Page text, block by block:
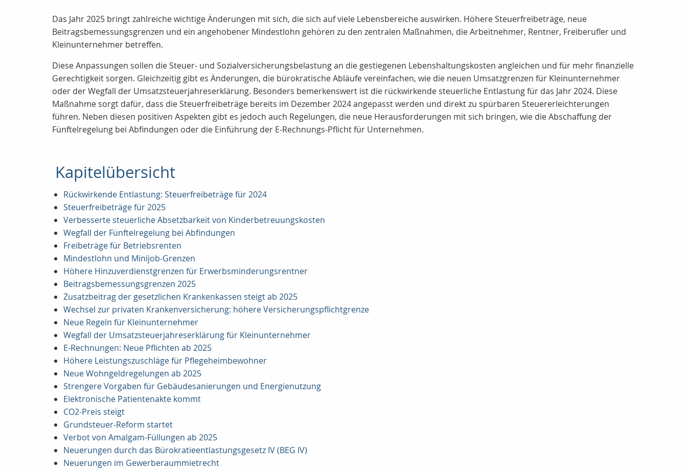
Das Jahr 2025 bringt zahlreiche wichtige Änderungen mit sich, die sich auf viele Lebensbereiche auswirken. Höhere Steuerfreibeträge, neue
Beitragsbemessungsgrenzen und ein angehobener Mindestlohn gehören zu den zentralen Maßnahmen, die Arbeitnehmer, Rentner, Freiberufler und
Kleinunternehmer betreffen.
Diese Anpassungen sollen die Steuer- und Sozialversicherungsbelastung an die gestiegenen Lebenshaltungskosten angleichen und für mehr finanzielle
Gerechtigkeit sorgen. Gleichzeitig gibt es Änderungen, die bürokratische Abläufe vereinfachen, wie die neuen Umsatzgrenzen für Kleinunternehmer
oder der Wegfall der Umsatzsteuerjahreserklärung. Besonders bemerkenswert ist die rückwirkende steuerliche Entlastung für das Jahr 2024. Diese
Maßnahme sorgt dafür, dass die Steuerfreibeträge bereits im Dezember 2024 angepasst werden und direkt zu spürbaren Steuererleichterungen
führen. Neben diesen positiven Aspekten gibt es jedoch auch Regelungen, die neue Herausforderungen mit sich bringen, wie die Abschaffung der
Fünftelregelung bei Abfindungen oder die Einführung der E-Rechnungs-Pflicht für Unternehmen.
Kapitelübersicht
Rückwirkende Entlastung: Steuerfreibeträge für 2024
Steuerfreibeträge für 2025
Verbesserte steuerliche Absetzbarkeit von Kinderbetreuungskosten
Wegfall der Fünftelregelung bei Abfindungen
Freibeträge für Betriebsrenten
Mindestlohn und Minijob-Grenzen
Höhere Hinzuverdienstgrenzen für Erwerbsminderungsrentner
Beitragsbemessungsgrenzen 2025
Zusatzbeitrag der gesetzlichen Krankenkassen steigt ab 2025
Wechsel zur privaten Krankenversicherung: höhere Versicherungspflichtgrenze
Neue Regeln für Kleinunternehmer
Wegfall der Umsatzsteuerjahreserklärung für Kleinunternehmer
E-Rechnungen: Neue Pflichten ab 2025
Höhere Leistungszuschläge für Pflegeheimbewohner
Neue Wohngeldregelungen ab 2025
Strengere Vorgaben für Gebäudesanierungen und Energienutzung
Elektronische Patientenakte kommt
CO2-Preis steigt
Grundsteuer-Reform startet
Verbot von Amalgam-Füllungen ab 2025
Neuerungen durch das Bürokratieentlastungsgesetz IV (BEG IV)
Neuerungen im Gewerberaummietrecht